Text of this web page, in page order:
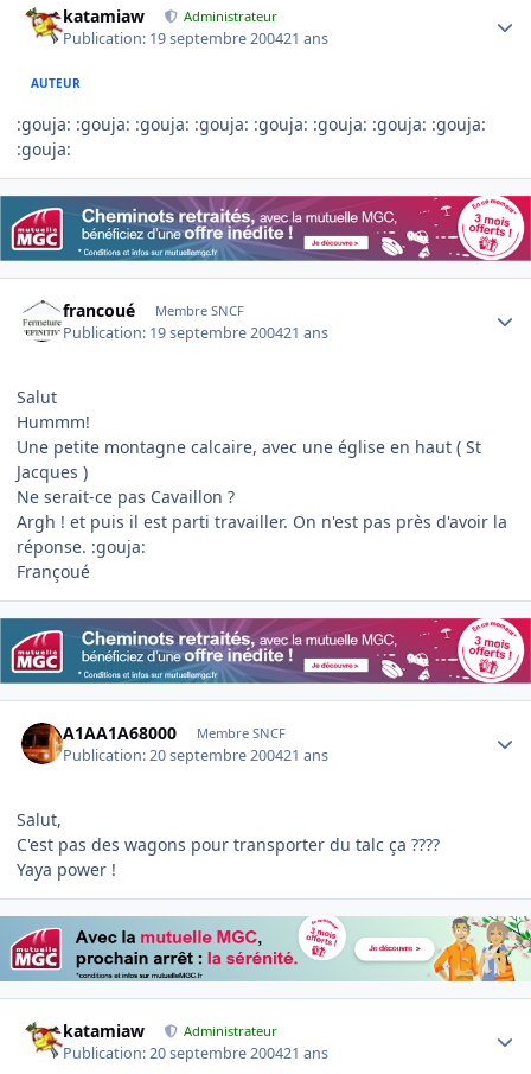
katamiaw Administrateur
Publication: 19 septembre 200421 ans
AUTEUR
:gouja: :gouja: :gouja: :gouja: :gouja: :gouja: :gouja: :gouja:
:gouja:
francoué Membre SNCF
Publication: 19 septembre 200421 ans
Salut
Hummm!
Une petite montagne calcaire, avec une église en haut ( St
Jacques )
Ne serait-ce pas Cavaillon ?
Argh ! et puis il est parti travailler. On n'est pas près d'avoir la
réponse. :gouja:
Françoué
A1AA1A68000 Membre SNCF
Publication:20 septembre 200421 ans
Salut,
C'est pas des wagons pour transporter du talc ça ????
Yaya power !
katamiaw Administrateur
Publication:20 septembre 200421 ans